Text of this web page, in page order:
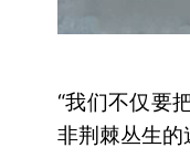
“我们不仅要
非荆棘丛生的